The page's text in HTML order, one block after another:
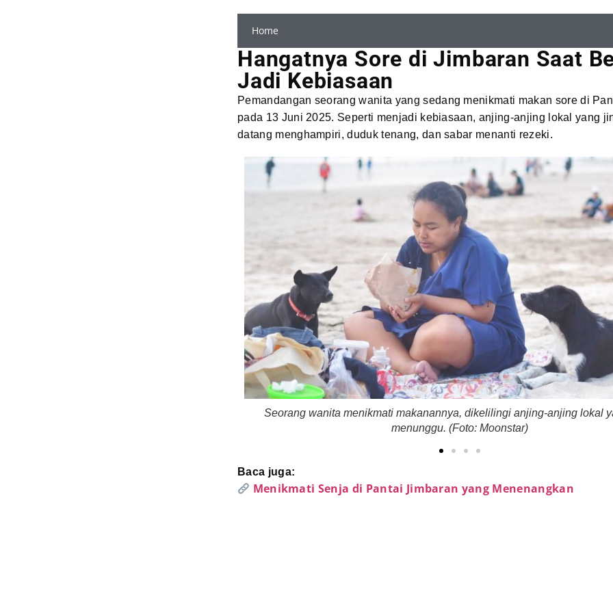
Home
Hangatnya Sore di Jimbaran Saat
Jadi Kebiasaan
Pemandangan seorang wanita yang sedang menikmati makan sore di
pada 13 Juni 2025. Seperti menjadi kebiasaan, anjing-anjing lokal yang
datang menghampiri, duduk tenang, dan sabar menanti rezeki.
Seorang wanita menikmati makanannya, dikelilingi anjing-anjing lokal
menunggu. (Foto: Moonstar)
Baca juga:
Menikmati Senja di Pantai Jimbaran yang Menenangkan